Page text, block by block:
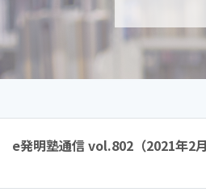
e発明塾通信 vol.802（2021年2